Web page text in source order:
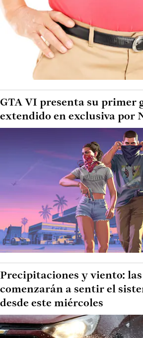
GTA VI presenta su primer
extendido en exclusiva por
Precipitaciones y viento: las
comenzarán a sentir el
desde este miércoles